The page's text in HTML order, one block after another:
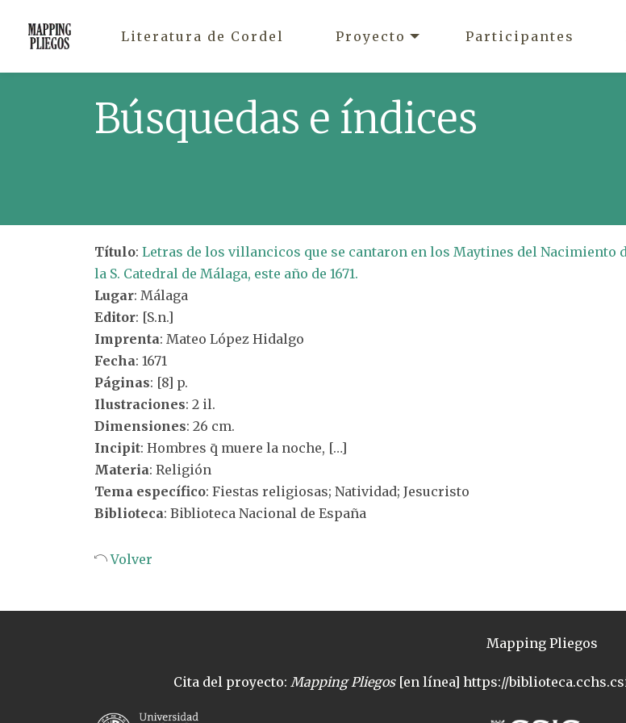
Literatura de Cordel Proyecto Participantes
Búsquedas e índices
Título: Letras de los villancicos que se cantaron en los Maytines del Nacimiento
la S. Catedral de Málaga, este año de 1671.
Lugar: Málaga
Editor: [S.n.]
Imprenta: Mateo López Hidalgo
Fecha: 1671
Páginas: [8] p.
Ilustraciones: 2 il.
Dimensiones: 26 cm.
Incipit: Hombres q̄ muere la noche, […]
Materia: Religión
Tema específico: Fiestas religiosas; Natividad; Jesucristo
Biblioteca: Biblioteca Nacional de España
Volver
Mapping Pliegos
Cita del proyecto: Mapping Pliegos[en línea] https://